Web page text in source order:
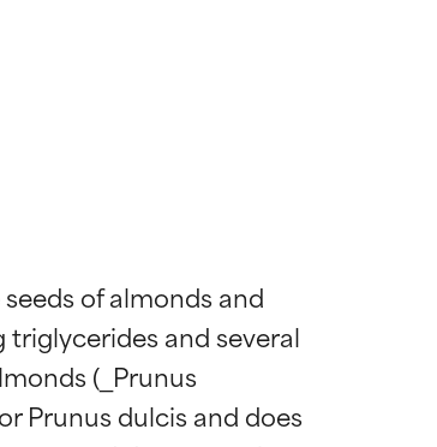
of almonds and
and several
(_Prunus
Prunus dulcis and does